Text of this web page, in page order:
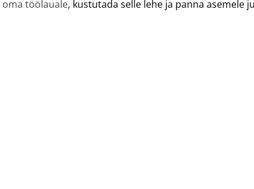
oma töölauale, kustutada selle lehe ja panna asemele